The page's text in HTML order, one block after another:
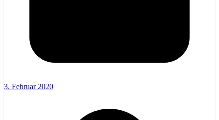
3. Februar 2020